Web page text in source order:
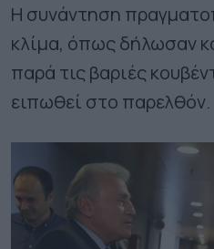
Η συνάντηση
κλίμα, όπως δήλωσαν
παρά τις βαριές
ειπωθεί στο παρελθόν.